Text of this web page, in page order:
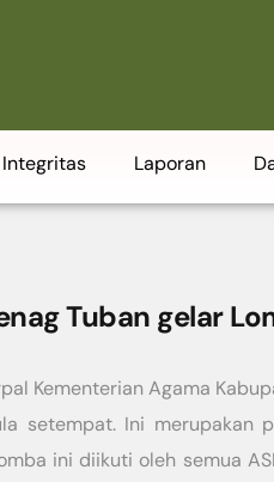
Integritas Laporan
Tuban gelar
Kementerian Agama
setempat. Ini merupakan
ini diikuti oleh semua